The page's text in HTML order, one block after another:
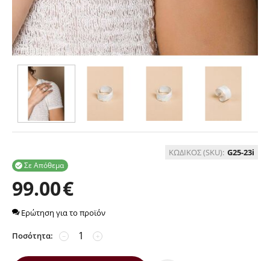
ΚΩΔΙΚΟΣ (SKU): G25-23i
Σε Απόθεμα

99.00€
Ερώτηση για το προϊόν
Ποσότητα: +
−